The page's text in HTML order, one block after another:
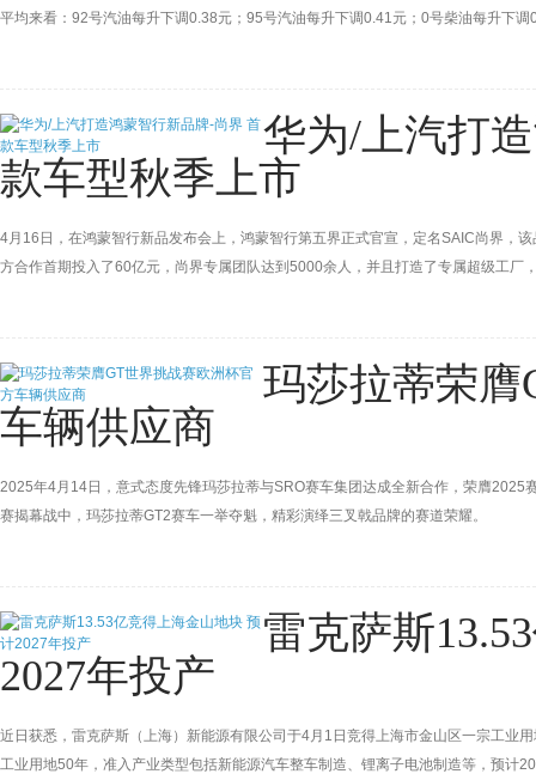
平均来看：92号汽油每升下调0.38元；95号汽油每升下调0.41元；0号柴油每升下
华为/上汽打
款车型秋季上市
4月16日，在鸿蒙智行新品发布会上，鸿蒙智行第五界正式官宣，定名SAIC尚界，
方合作首期投入了60亿元，尚界专属团队达到5000余人，并且打造了专属超级工厂
玛莎拉蒂荣膺
车辆供应商
2025年4月14日，意式态度先锋玛莎拉蒂与SRO赛车集团达成全新合作，荣膺
赛揭幕战中，玛莎拉蒂GT2赛车一举夺魁，精彩演绎三叉戟品牌的赛道荣耀。
雷克萨斯
2027年投产
近日获悉，雷克萨斯（上海）新能源有限公司于4月1日竞得上海市金山区一宗工业
工业用地50年，准入产业类型包括新能源汽车整车制造、锂离子电池制造等，预计